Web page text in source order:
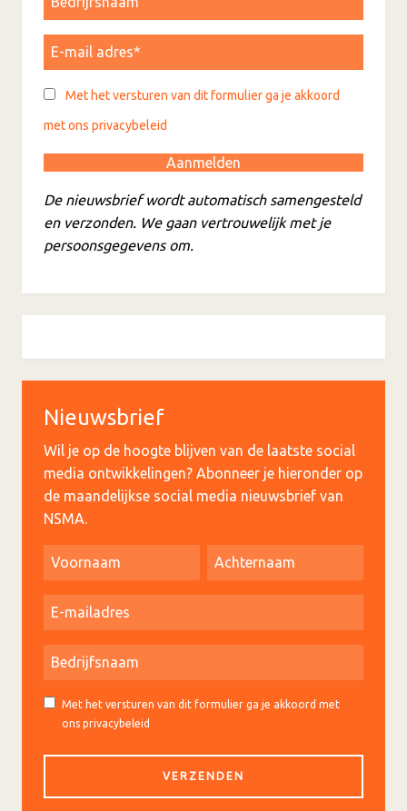
Met het versturen van dit formulier ga je akkoord
met ons privacybeleid
De nieuwsbrief wordt automatisch samengesteld
en verzonden. We gaan vertrouwelijk met je
persoonsgegevens om.
Nieuwsbrief
Wil je op de hoogte blijven van de laatste social
media ontwikkelingen? Abonneer je hieronder op
de maandelijkse social media nieuwsbrief van
NSMA.
Met het versturen van dit formulier ga je akkoord met
ons privacybeleid